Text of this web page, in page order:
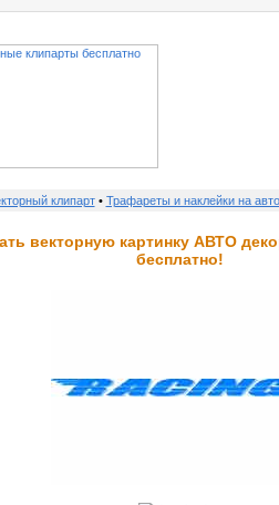
клипарт• Трафареты и наклейки на авто
векторную картинку АВТО
бесплатно!